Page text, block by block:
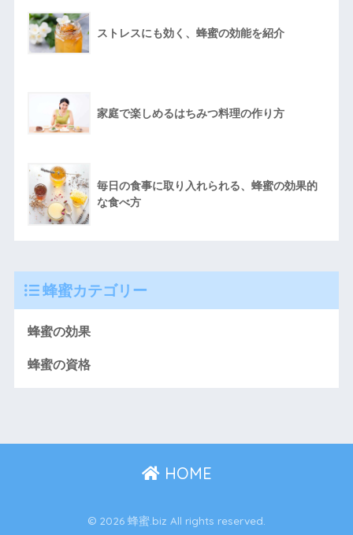
ストレスにも効く、蜂蜜の効能を紹介
家庭で楽しめるはちみつ料理の作り方
毎日の食事に取り入れられる、蜂蜜の効果的
な食べ方
蜂蜜カテゴリー
蜂蜜の効果
蜂蜜の資格
HOME
© 2026 蜂蜜.biz All rights reserved.